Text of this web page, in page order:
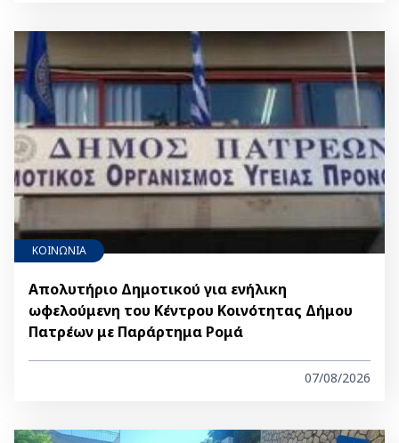
ΚΟΙΝΩΝΙΑ
Απολυτήριο Δημοτικού για ενήλικη
ωφελούμενη του Κέντρου Κοινότητας Δήμου
Πατρέων με Παράρτημα Ρομά
07/08/2026